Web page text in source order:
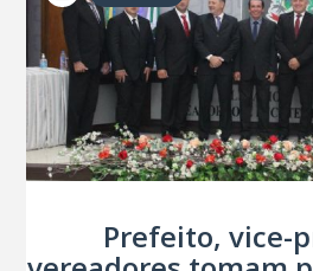
Prefeito, vice-